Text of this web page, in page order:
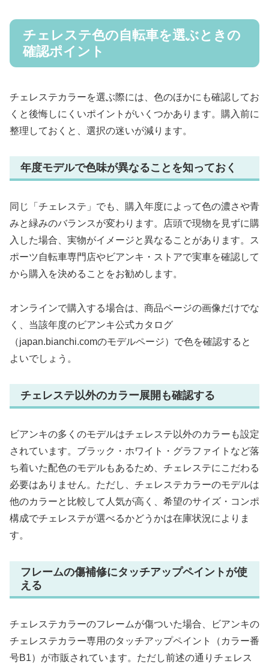
チェレステ色の自転車を選ぶときの
確認ポイント
チェレステカラーを選ぶ際には、色のほかにも確認してお
くと後悔しにくいポイントがいくつかあります。購入前に
整理しておくと、選択の迷いが減ります。
年度モデルで色味が異なることを知っておく
同じ「チェレステ」でも、購入年度によって色の濃さや青
みと緑みのバランスが変わります。店頭で現物を見ずに購
入した場合、実物がイメージと異なることがあります。ス
ポーツ自転車専門店やビアンキ・ストアで実車を確認して
から購入を決めることをお勧めします。
オンラインで購入する場合は、商品ページの画像だけでな
く、当該年度のビアンキ公式カタログ
（japan.bianchi.comのモデルページ）で色を確認すると
よいでしょう。
チェレステ以外のカラー展開も確認する
ビアンキの多くのモデルはチェレステ以外のカラーも設定
されています。ブラック・ホワイト・グラファイトなど落
ち着いた配色のモデルもあるため、チェレステにこだわる
必要はありません。ただし、チェレステカラーのモデルは
他のカラーと比較して人気が高く、希望のサイズ・コンポ
構成でチェレステが選べるかどうかは在庫状況によりま
す。
フレームの傷補修にタッチアップペイントが使
える
チェレステカラーのフレームが傷ついた場合、ビアンキの
チェレステカラー専用のタッチアップペイント（カラー番
号B1）が市販されています。ただし前述の通りチェレス